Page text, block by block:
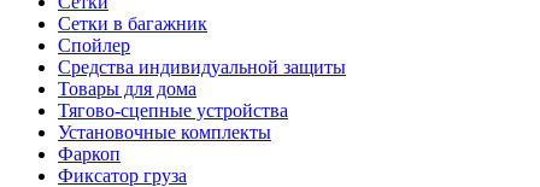
Сетки в багажник
Спойлер
Средства индивидуальной защиты
Товары для дома
Тягово-сцепные устройства
Установочные комплекты
Фаркоп
Фиксатор груза